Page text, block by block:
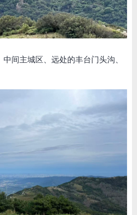
间主城区、远处的丰台门头沟、